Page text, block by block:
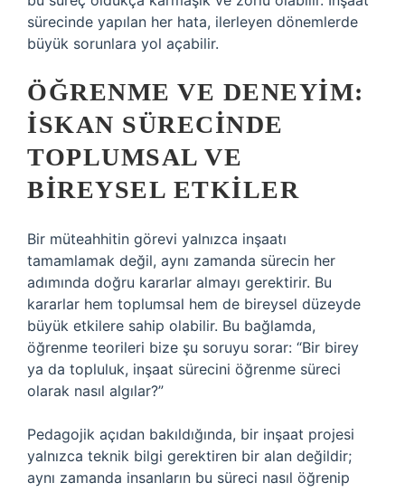
sürecinde yapılan her hata, ilerleyen dönemlerde
büyük sorunlara yol açabilir.
ÖĞRENME VE DENEYIM:
İSKAN SÜRECINDE
TOPLUMSAL VE
BIREYSEL ETKILER
Bir müteahhitin görevi yalnızca inşaatı
tamamlamak değil, aynı zamanda sürecin her
adımında doğru kararlar almayı gerektirir. Bu
kararlar hem toplumsal hem de bireysel düzeyde
büyük etkilere sahip olabilir. Bu bağlamda,
öğrenme teorileri bize şu soruyu sorar: “Bir birey
ya da topluluk, inşaat sürecini öğrenme süreci
olarak nasıl algılar?”
Pedagojik açıdan bakıldığında, bir inşaat projesi
yalnızca teknik bilgi gerektiren bir alan değildir;
aynı zamanda insanların bu süreci nasıl öğrenip